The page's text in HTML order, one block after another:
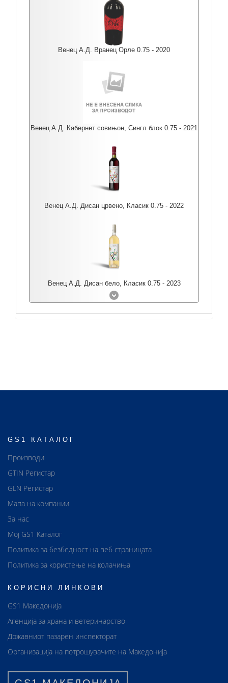
Венец А.Д. Вранец Орле 0.75 - 2020
Венец А.Д. Кабернет совињон, Сингл блок 0.75 - 2021
Венец А.Д. Дисан црвено, Класик 0.75 - 2022
Венец А.Д. Дисан бело, Класик 0.75 - 2023
GS1 КАТАЛОГ
Производи
GTIN Регистар
GLN Регистар
Мапа на компании
За нас
Мој GS1 Каталог
Политика за безбедност на веб страницата
Политика за користење на колачиња
КОРИСНИ ЛИНКОВИ
GS1 Македонија
Агенција за храна и ветеринарство
Државниот пазарен инспекторат
Организација на потрошувачите на Македонија